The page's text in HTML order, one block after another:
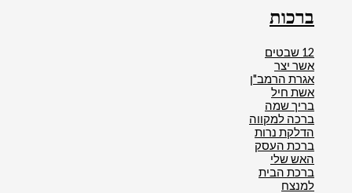
ברכות
12 שבטים
אשר יצר
אגרת הרמב"ן
אשת חיל
בריך שמה
ברכה למקווה
הדלקת נרות
ברכת העסק
האש שלי
ברכת הבית
למנצח